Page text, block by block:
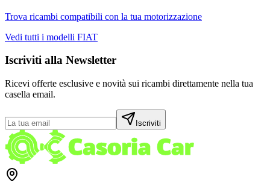
Trova ricambi compatibili con la tua motorizzazione
Vedi tutti i modelli FIAT
Iscriviti alla Newsletter
Ricevi offerte esclusive e novità sui ricambi direttamente nella tua
casella email.
Iscriviti